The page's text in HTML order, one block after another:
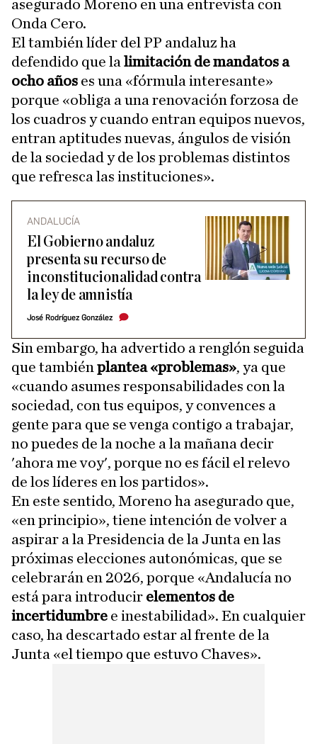
asegurado Moreno en una entrevista con
Onda Cero.
El también líder del PP andaluz ha
defendido que la limitación de mandatos a
ocho años es una «fórmula interesante»
porque «obliga a una renovación forzosa de
los cuadros y cuando entran equipos nuevos,
entran aptitudes nuevas, ángulos de visión
de la sociedad y de los problemas distintos
que refresca las instituciones».
ANDALUCÍA
El Gobierno andaluz
presenta su recurso de
inconstitucionalidad contra
la ley de amnistía
José Rodríguez González
Sin embargo, ha advertido a renglón seguida
que también plantea «problemas», ya que
«cuando asumes responsabilidades con la
sociedad, con tus equipos, y convences a
gente para que se venga contigo a trabajar,
no puedes de la noche a la mañana decir
'ahora me voy', porque no es fácil el relevo
de los líderes en los partidos».
En este sentido, Moreno ha asegurado que,
«en principio», tiene intención de volver a
aspirar a la Presidencia de la Junta en las
próximas elecciones autonómicas, que se
celebrarán en 2026, porque «Andalucía no
está para introducir elementos de
incertidumbre e inestabilidad». En cualquier
caso, ha descartado estar al frente de la
Junta «el tiempo que estuvo Chaves».